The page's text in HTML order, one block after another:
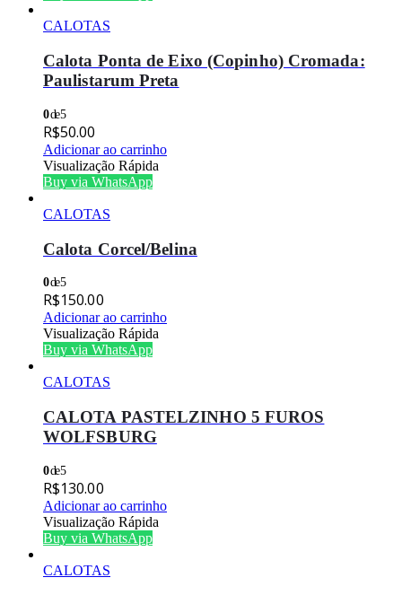
CALOTAS
Calota Ponta de Eixo (Copinho) Cromada:
Paulistarum Preta
0de 5
R$50.00
Adicionar ao carrinho
Visualização Rápida
Buy via WhatsApp
CALOTAS
Calota Corcel/Belina
0de 5
R$150.00
Adicionar ao carrinho
Visualização Rápida
Buy via WhatsApp
CALOTAS
CALOTA PASTELZINHO 5 FUROS
WOLFSBURG
0de 5
R$130.00
Adicionar ao carrinho
Visualização Rápida
Buy via WhatsApp
CALOTAS